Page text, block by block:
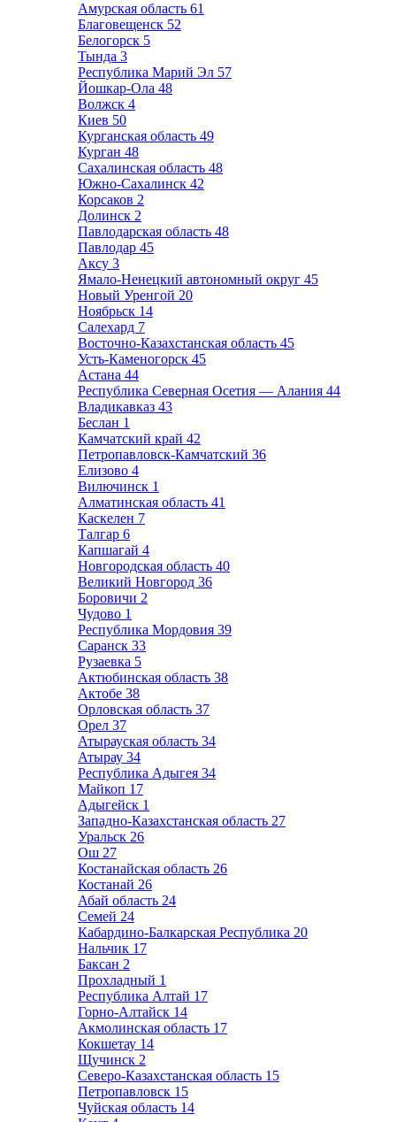
Амурская область 61
Благовещенск 52
Белогорск 5
Тында 3
Республика Марий Эл 57
Йошкар-Ола 48
Волжск 4
Киев 50
Курганская область 49
Курган 48
Сахалинская область 48
Южно-Сахалинск 42
Корсаков 2
Долинск 2
Павлодарская область 48
Павлодар 45
Аксу 3
Ямало-Ненецкий автономный округ 45
Новый Уренгой 20
Ноябрьск 14
Салехард 7
Восточно-Казахстанская область 45
Усть-Каменогорск 45
Астана 44
Республика Северная Осетия — Алания 44
Владикавказ 43
Беслан 1
Камчатский край 42
Петропавловск-Камчатский 36
Елизово 4
Вилючинск 1
Алматинская область 41
Каскелен 7
Талгар 6
Капшагай 4
Новгородская область 40
Великий Новгород 36
Боровичи 2
Чудово 1
Республика Мордовия 39
Саранск 33
Рузаевка 5
Актюбинская область 38
Актобе 38
Орловская область 37
Орел 37
Атырауская область 34
Атырау 34
Республика Адыгея 34
Майкоп 17
Адыгейск 1
Западно-Казахстанская область 27
Уральск 26
Ош 27
Костанайская область 26
Костанай 26
Абай область 24
Семей 24
Кабардино-Балкарская Республика 20
Нальчик 17
Баксан 2
Прохладный 1
Республика Алтай 17
Горно-Алтайск 14
Акмолинская область 17
Кокшетау 14
Щучинск 2
Северо-Казахстанская область 15
Петропавловск 15
Чуйская область 14